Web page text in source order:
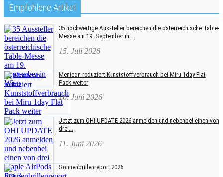
Empfohlene Artikel
35 hochwertige Aussteller bereichen die österreichische Table-
Messe am 19. September in...
15. Juli 2026
Menicon reduziert Kunststoffverbrauch bei Miru 1day Flat
Pack weiter
16. Juni 2026
Jetzt zum OHI UPDATE 2026 anmelden und nebenbei einen von
drei...
11. Juni 2026
Sonnenbrillenreport 2026